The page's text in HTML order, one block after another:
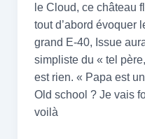
le Cloud, ce château
tout d’abord évoquer
grand E-40, Issue
simpliste du « tel
est rien. « Papa est
Old school ? Je vais
voilà